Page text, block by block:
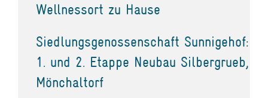
Wellnessort zu Hause
Siedlungsgenossenschaft Sunnigehof:
1. und 2. Etappe Neubau Silbergrueb,
Mönchaltorf